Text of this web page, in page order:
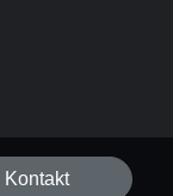
Kontakt